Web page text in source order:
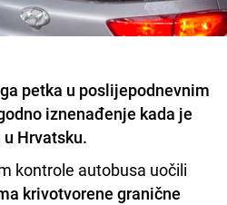
petka u poslijepodnevnim
iznenađenje kada je
Hrvatsku.
kontrole autobusa uočili
krivotvorene granične